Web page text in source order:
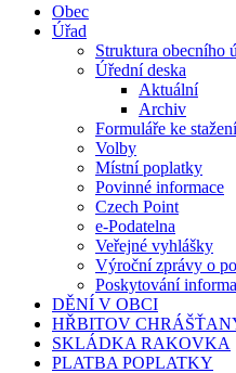
Obec
Úřad
Struktura obecního
Úřední deska
Aktuální
Archiv
Formuláře ke stažení
Volby
Místní poplatky
Povinné informace
Czech Point
e-Podatelna
Veřejné vyhlášky
Výroční zprávy o
Poskytování
DĚNÍ V OBCI
HŘBITOV
SKLÁDKA RAKOVKA
PLATBA POPLATKY